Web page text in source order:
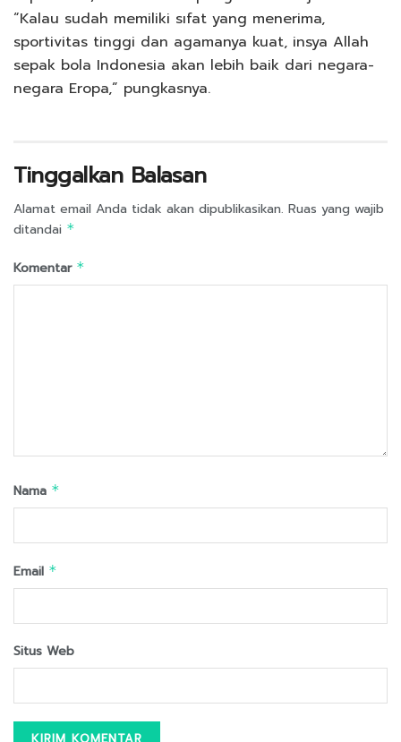
“Kalau sudah memiliki sıfat yang menerima,
sportivitas tinggi dan agamanya kuat, insya Allah
sepak bola Indonesia akan lebih baik dari negara-
negara Eropa,” pungkasnya.
Tinggalkan Balasan
Alamat email Anda tidak akan dipublikasikan. Ruas yang wajib
ditandai *
Komentar *
Nama *
Email *
Situs Web